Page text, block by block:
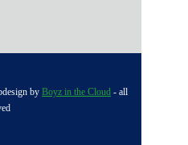
byBoyz in the Cloud - all